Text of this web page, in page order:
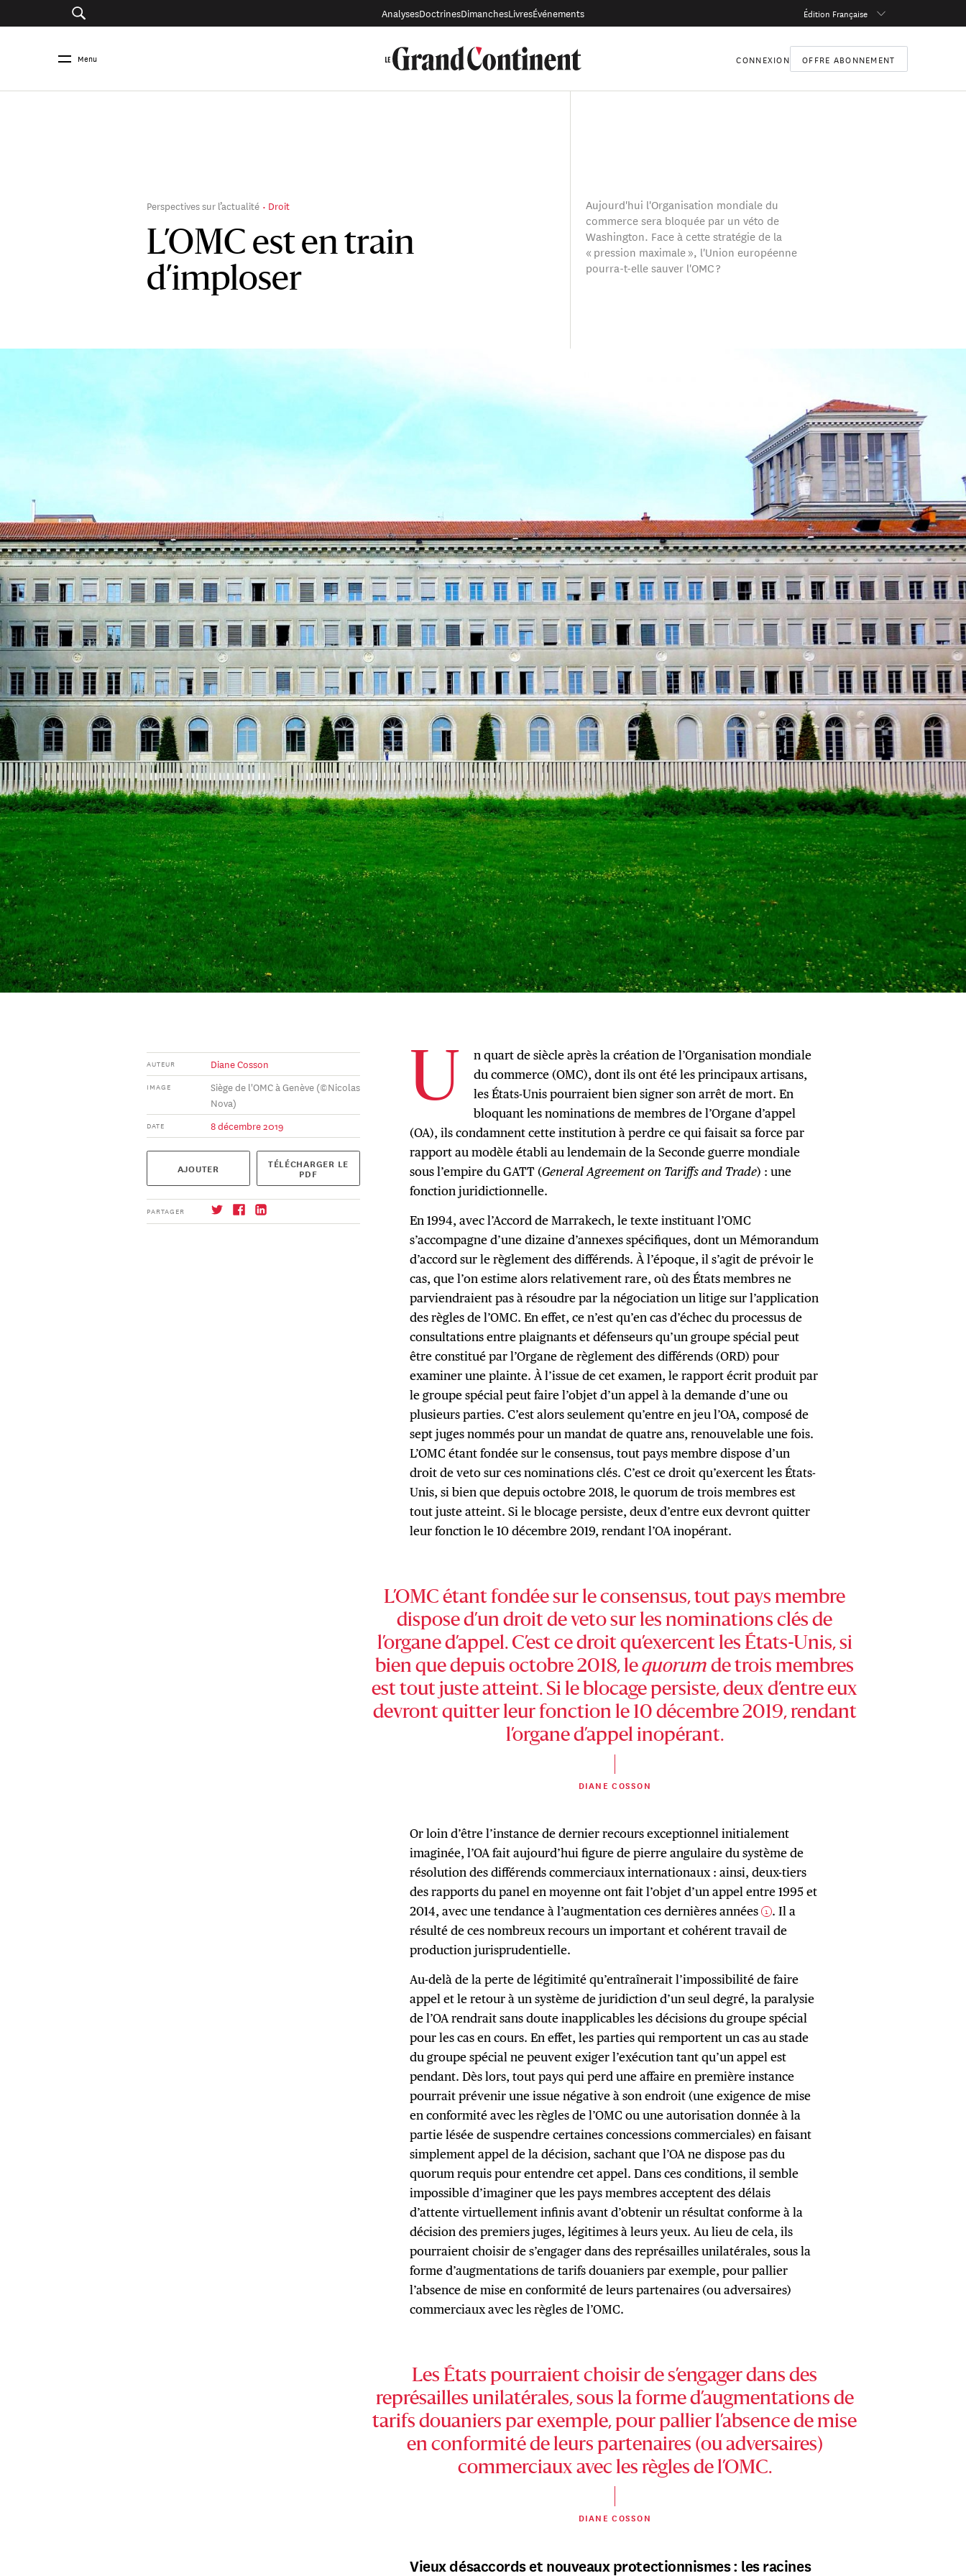
AnalysesDoctrinesDimanchesLivresÉvénements Édition Française
Menu CONNEXION OFFRE ABONNEMENT
L’OMC est en train
d’imploser
Perspectives sur l’actualité Droit
Aujourd'hui l'Organisation mondiale du
commerce sera bloquée par un véto de
Washington. Face à cette stratégie de la
« pression maximale », l'Union européenne
pourra-t-elle sauver l'OMC ?
AUTEUR Diane Cosson
IMAGE
Siège de l'OMC à Genève (©Nicolas
Nova)
DATE 8 décembre 2019
AJOUTER TÉLÉCHARGER LE
PDF
PARTAGER
U
n quart de siècle après la création de l’Organisation mondiale
du commerce (OMC), dont ils ont été les principaux artisans,
les États-Unis pourraient bien signer son arrêt de mort. En
bloquant les nominations de membres de l’Organe d’appel
(OA), ils condamnent cette institution à perdre ce qui faisait sa force par
rapport au modèle établi au lendemain de la Seconde guerre mondiale
sous l’empire du GATT (General Agreement on Tariffs and Trade) : une
fonction juridictionnelle.
En 1994, avec l’Accord de Marrakech, le texte instituant l’OMC
s’accompagne d’une dizaine d’annexes spécifiques, dont un Mémorandum
d’accord sur le règlement des différends. À l’époque, il s’agit de prévoir le
cas, que l’on estime alors relativement rare, où des États membres ne
parviendraient pas à résoudre par la négociation un litige sur l’application
des règles de l’OMC. En effet, ce n’est qu’en cas d’échec du processus de
consultations entre plaignants et défenseurs qu’un groupe spécial peut
être constitué par l’Organe de règlement des différends (ORD) pour
examiner une plainte. À l’issue de cet examen, le rapport écrit produit par
le groupe spécial peut faire l’objet d’un appel à la demande d’une ou
plusieurs parties. C’est alors seulement qu’entre en jeu l’OA, composé de
sept juges nommés pour un mandat de quatre ans, renouvelable une fois.
L’OMC étant fondée sur le consensus, tout pays membre dispose d’un
droit de veto sur ces nominations clés. C’est ce droit qu’exercent les États-
Unis, si bien que depuis octobre 2018, le quorum de trois membres est
tout juste atteint. Si le blocage persiste, deux d’entre eux devront quitter
leur fonction le 10 décembre 2019, rendant l’OA inopérant.
L’OMC étant fondée sur le consensus, tout pays membre
dispose d’un droit de veto sur les nominations clés de
l’organe d’appel. C’est ce droit qu’exercent les États-Unis, si
bien que depuis octobre 2018, lequorum de trois membres
est tout juste atteint. Si le blocage persiste, deux d’entre eux
devront quitter leur fonction le 10 décembre 2019, rendant
l’organe d’appel inopérant.
DIANE COSSON
Or loin d’être l’instance de dernier recours exceptionnel initialement
imaginée, l’OA fait aujourd’hui figure de pierre angulaire du système de
résolution des différends commerciaux internationaux : ainsi, deux-tiers
des rapports du panel en moyenne ont fait l’objet d’un appel entre 1995 et
2014, avec une tendance à l’augmentation ces dernières années 1 . Il a
résulté de ces nombreux recours un important et cohérent travail de
production jurisprudentielle.
Au-delà de la perte de légitimité qu’entraînerait l’impossibilité de faire
appel et le retour à un système de juridiction d’un seul degré, la paralysie
de l’OA rendrait sans doute inapplicables les décisions du groupe spécial
pour les cas en cours. En effet, les parties qui remportent un cas au stade
du groupe spécial ne peuvent exiger l’exécution tant qu’un appel est
pendant. Dès lors, tout pays qui perd une affaire en première instance
pourrait prévenir une issue négative à son endroit (une exigence de mise
en conformité avec les règles de l’OMC ou une autorisation donnée à la
partie lésée de suspendre certaines concessions commerciales) en faisant
simplement appel de la décision, sachant que l’OA ne dispose pas du
quorum requis pour entendre cet appel. Dans ces conditions, il semble
impossible d’imaginer que les pays membres acceptent des délais
d’attente virtuellement infinis avant d’obtenir un résultat conforme à la
décision des premiers juges, légitimes à leurs yeux. Au lieu de cela, ils
pourraient choisir de s’engager dans des représailles unilatérales, sous la
forme d’augmentations de tarifs douaniers par exemple, pour pallier
l’absence de mise en conformité de leurs partenaires (ou adversaires)
commerciaux avec les règles de l’OMC.
Les États pourraient choisir de s’engager dans des
représailles unilatérales, sous la forme d’augmentations de
tarifs douaniers par exemple, pour pallier l’absence de mise
en conformité de leurs partenaires (ou adversaires)
commerciaux avec les règles de l’OMC.
DIANE COSSON
Vieux désaccords et nouveaux protectionnismes : les racines